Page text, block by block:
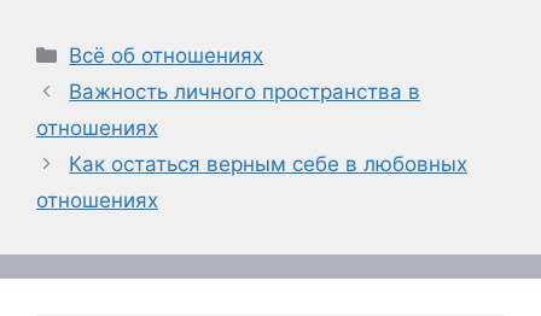
Рубрики
Всё об отношениях
Важность личного пространства в
отношениях
Как остаться верным себе в любовных
отношениях